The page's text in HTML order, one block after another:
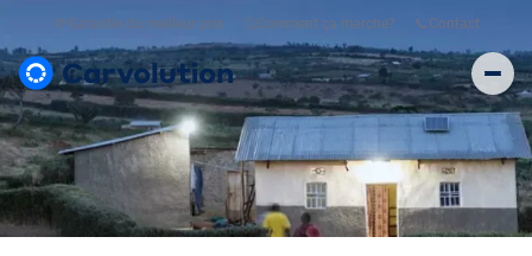
💸 Garantie du meilleur prix 🤔 Comment ça marche? 📞 Contact